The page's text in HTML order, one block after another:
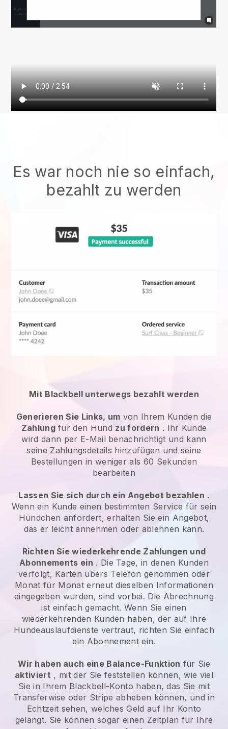
Es war noch nie so einfach,
bezahlt zu werden
Mit Blackbell unterwegs bezahlt werden
Generieren Sie Links, um von Ihrem Kunden die
Zahlungfür den Hund zu fordern . Ihr Kunde
wird dann per E-Mail benachrichtigt und kann
seine Zahlungsdetails hinzufügen und seine
Bestellungen in weniger als 60 Sekunden
bearbeiten
Lassen Sie sich durch ein Angebot bezahlen .
Wenn ein Kunde einen bestimmten Service für sein
Hündchen anfordert, erhalten Sie ein Angebot,
das er leicht annehmen oder ablehnen kann.
Richten Sie wiederkehrende Zahlungen und
Abonnements ein . Die Tage, in denen Kunden
verfolgt, Karten übers Telefon genommen oder
Monat für Monat erneut dieselben Informationen
eingegeben wurden, sind vorbei. Die Abrechnung
ist einfach gemacht. Wenn Sie einen
wiederkehrenden Kunden haben, der auf Ihre
Hundeauslaufdienste vertraut, richten Sie einfach
ein Abonnement ein.
Wir haben auch eine Balance-Funktion für Sie
aktiviert , mit der Sie feststellen können, wie viel
Sie in Ihrem Blackbell-Konto haben, das Sie mit
Transferwise oder Stripe abheben können, und in
Echtzeit sehen, welches Geld auf Ihr Konto
gelangt. Sie können sogar einen Zeitplan für Ihre